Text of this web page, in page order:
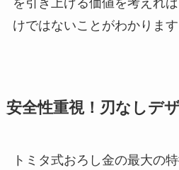
けではないことがわかります
安全性重視！刃なしデ
トミタ式おろし金の最大の